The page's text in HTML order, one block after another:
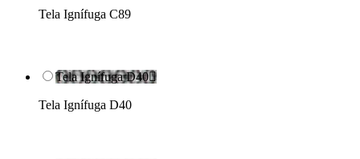
Tela Ignífuga C89
Tela Ignífuga D40
Tela Ignífuga D40